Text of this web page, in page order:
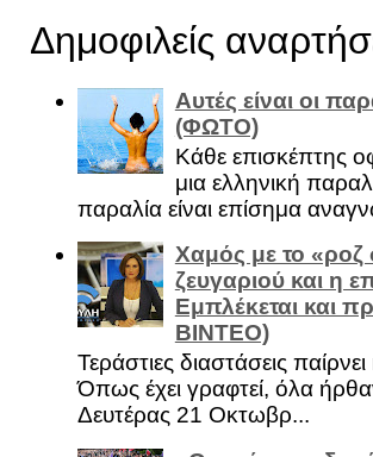
Δημοφιλείς
Αυτές είναι οι
(ΦΩΤΟ)
Κάθε επισκέπτης
μια ελληνική
παραλία είναι επίσημα
Χαμός με το «ροζ
ζευγαριού και η
Εμπλέκεται και
ΒΙΝΤΕΟ)
Τεράστιες διαστάσεις
Όπως έχει γραφτεί, όλα
Δευτέρας 21 Οκτωβρ...